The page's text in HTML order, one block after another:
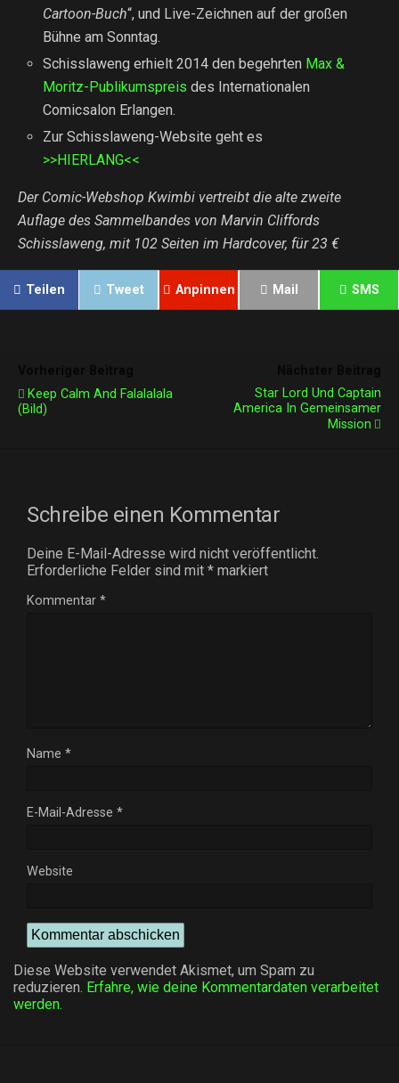
Cartoon-Buch“, und Live-Zeichnen auf der großen
Bühne am Sonntag.
Schisslaweng erhielt 2014 den begehrten Max &
Moritz-Publikumspreis des Internationalen
Comicsalon Erlangen.
Zur Schisslaweng-Website geht es
>>HIERLANG<<
Der Comic-Webshop Kwimbi vertreibt die alte zweite
Auflage des Sammelbandes von Marvin Cliffords
Schisslaweng, mit 102 Seiten im Hardcover, für 23 €
Teilen Tweet Anpinnen Mail SMS
Keep Calm And Falalalala
(Bild)
Star Lord Und Captain
America In Gemeinsamer
Mission
Schreibe einen Kommentar
Deine E-Mail-Adresse wird nicht veröffentlicht.
Erforderliche Felder sind mit * markiert
Kommentar *
Name *
E-Mail-Adresse *
Website
Diese Website verwendet Akismet, um Spam zu
reduzieren. Erfahre, wie deine Kommentardaten verarbeitet
werden.